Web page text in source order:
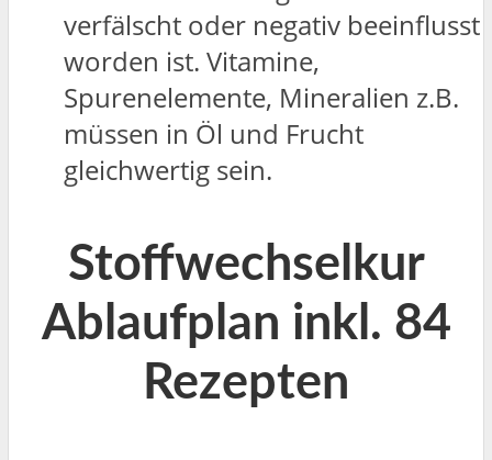
verfälscht oder negativ beeinflusst
worden ist. Vitamine,
Spurenelemente, Mineralien z.B.
müssen in Öl und Frucht
gleichwertig sein.
Stoffwechselkur
Ablaufplan inkl. 84
Rezepten